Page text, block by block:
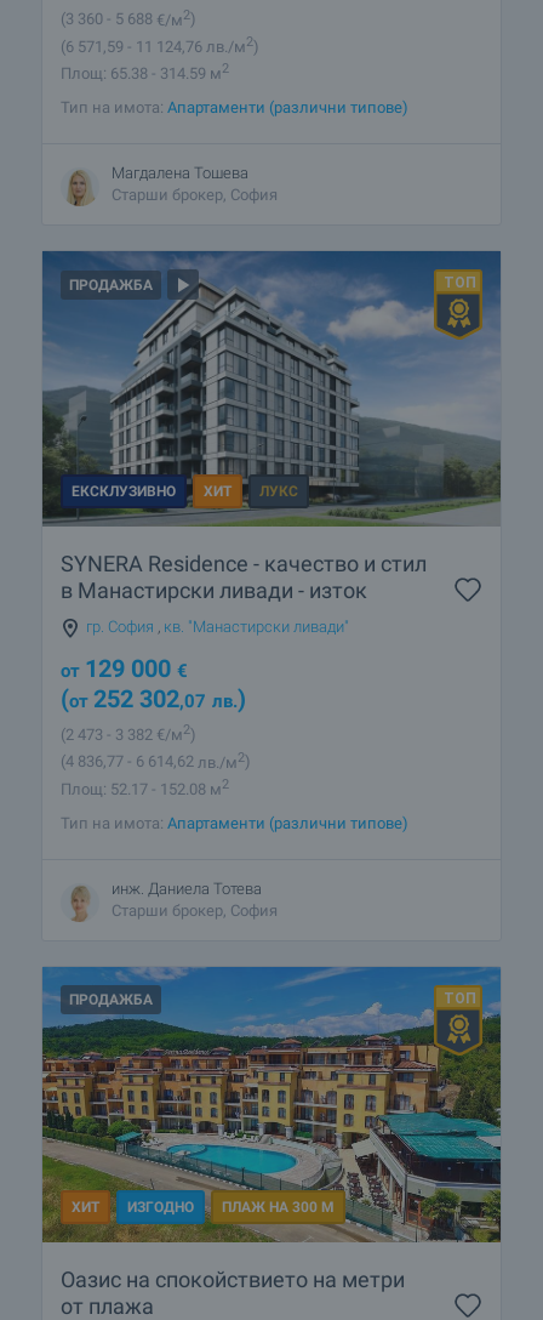
(3 360 - 5 688 €/м2)
(6 571 ,59 - 11 124 ,76 лв./м2)
Площ: 65.38 - 314.59 м2
Тип на имота: Апартаменти (различни типове)
Магдалена Тошева
Старши брокер, София
ПРОДАЖБА
ЕКСКЛУЗИВНО ХИТ ЛУКС
SYNERA Residence - качество и стил
в Манастирски ливади - изток
гр. София кв. "Манастирски ливади"
от 129 000 €
(от 252 302,07 лв.)
(2 473 - 3 382 €/м2)
(4 836,77 - 6 614,62 лв./м2)
Площ: 52.17 - 152.08 м2
Тип на имота: Апартаменти (различни типове)
инж. Даниела Тотева
Старши брокер, София
ПРОДАЖБА
ХИТ ИЗГОДНО ПЛАЖ НА 300 М
Оазис на спокойствието на метри
от плажа